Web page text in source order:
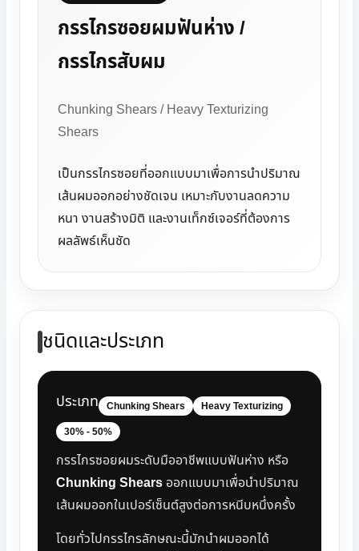
กรรไกรซอยผมฟันห่าง /
กรรไกรสับผม
Chunking Shears / Heavy Texturizing
Shears
เป็นกรรไกรซอยที่ออกแบบมาเพื่อการนำปริมาณ
เส้นผมออกอย่างชัดเจน เหมาะกับงานลดความ
หนา งานสร้างมิติ และงานเท็กซ์เจอร์ที่ต้องการ
ผลลัพธ์เห็นชัด
ชนิดและประเภท
ประเภท Chunking Shears
Heavy Texturizing
30% - 50%
กรรไกรซอยผมระดับมืออาชีพแบบฟันห่าง หรือ
Chunking Shears ออกแบบมาเพื่อนำปริมาณ
เส้นผมออกในเปอร์เซ็นต์สูงต่อการหนีบหนึ่งครั้ง
โดยทั่วไปกรรไกรลักษณะนี้มักนำผมออกได้